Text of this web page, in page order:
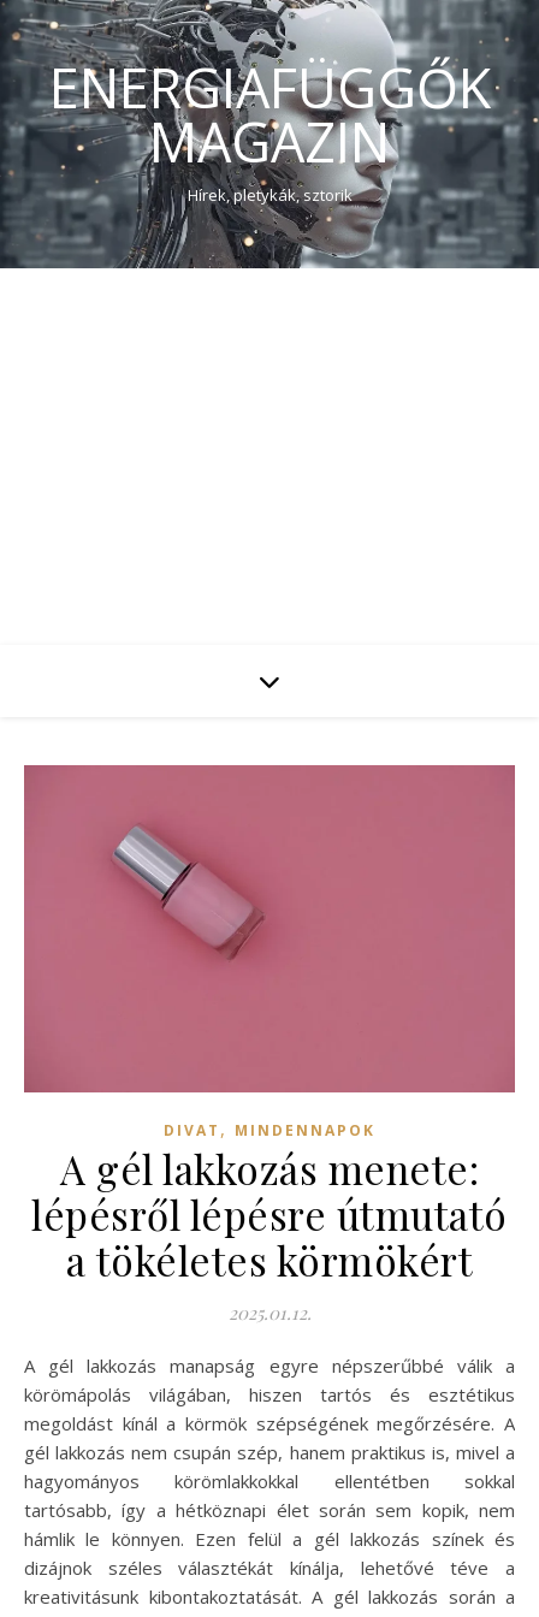
ENERGIAFÜGGŐK
MAGAZIN
Hírek, pletykák, sztorik
DIVAT , MINDENNAPOK
A gél lakkozás menete:
lépésről lépésre útmutató
a tökéletes körmökért
2025.01.12.
A gél lakkozás manapság egyre népszerűbbé válik a
körömápolás világában, hiszen tartós és esztétikus
megoldást kínál a körmök szépségének megőrzésére. A
gél lakkozás nem csupán szép, hanem praktikus is, mivel a
hagyományos körömlakkokkal ellentétben sokkal
tartósabb, így a hétköznapi élet során sem kopik, nem
hámlik le könnyen. Ezen felül a gél lakkozás színek és
dizájnok széles választékát kínálja, lehetővé téve a
kreativitásunk kibontakoztatását. A gél lakkozás során a